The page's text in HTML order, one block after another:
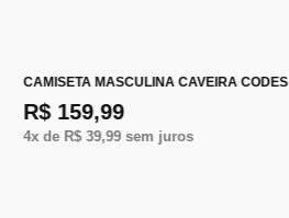
CAMISETA MASCULINA CAVEIRA CODES
R$ 159,99
4x de R$ 39,99sem juros